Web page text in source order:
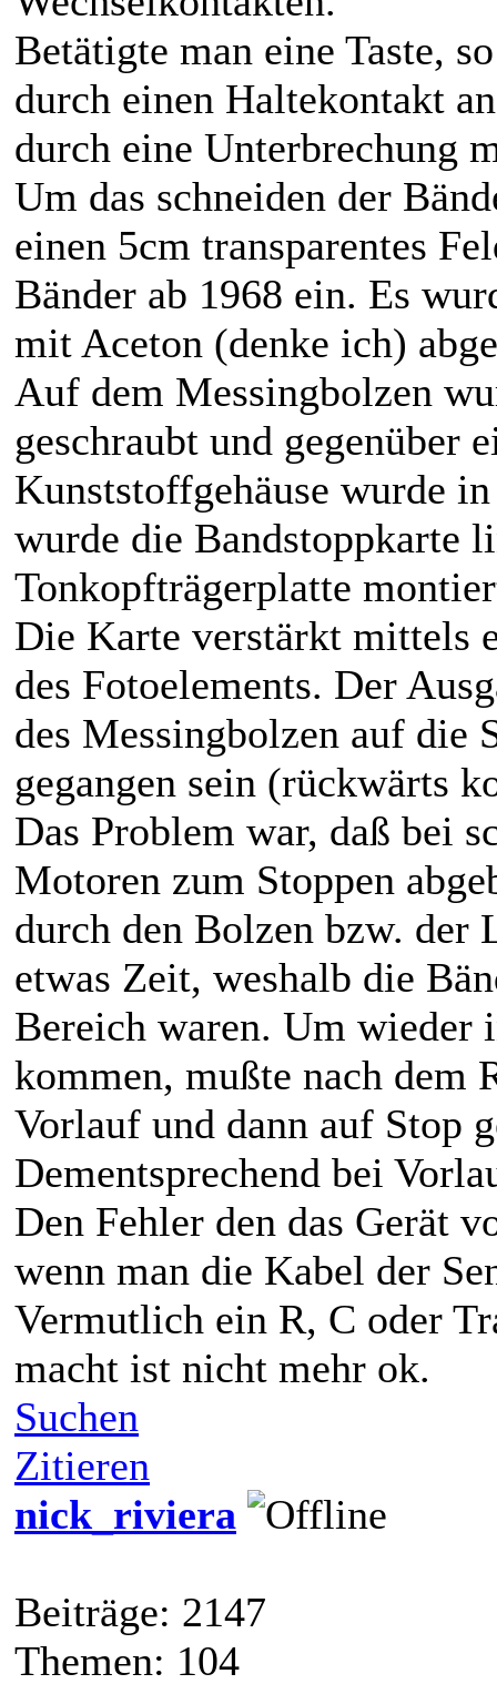
Betätigte man eine Taste,
durch einen Haltekontakt
durch eine Unterbrechung
Um das schneiden der
einen 5cm transparentes
Bänder ab 1968 ein. Es
mit Aceton (denke ich)
Auf dem Messingbolzen
geschraubt und gegenüber
Kunststoffgehäuse wurde
wurde die Bandstoppkarte
Tonkopfträgerplatte
Die Karte verstärkt mittels
des Fotoelements. Der
des Messingbolzen auf die
gegangen sein (rückwärts
Das Problem war, daß bei
Motoren zum Stoppen
durch den Bolzen bzw. der
etwas Zeit, weshalb die
Bereich waren. Um wieder
kommen, mußte nach dem
Vorlauf und dann auf Stop
Dementsprechend bei
Den Fehler den das Gerät
wenn man die Kabel der
Vermutlich ein R, C oder
macht ist nicht mehr ok.
Suchen
Zitieren
nick_riviera
Beiträge: 2147
Themen: 104